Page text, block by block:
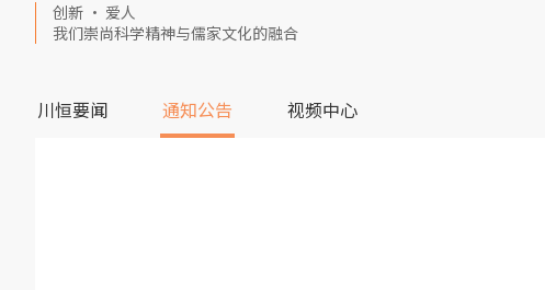
创新 · 爱人
我们崇尚科学精神与儒家文化的融合
川恒要闻 通知公告 视频中心